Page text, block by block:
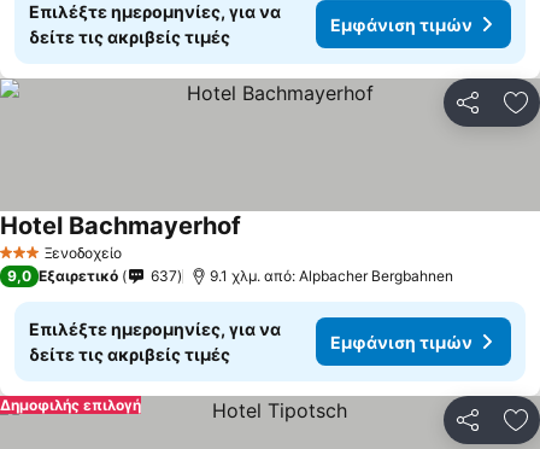
Επιλέξτε ημερομηνίες, για να
δείτε τις ακριβείς τιμές
Εμφάνιση τιμών
3 ΑστέριαΞενοδοχείο
Hotel Bachmayerhof
9,0 Εξαιρετικό 637 9.1 χλμ. από: Alpbacher Bergbahnen
Επιλέξτε ημερομηνίες, για να
δείτε τις ακριβείς τιμές
Εμφάνιση τιμών
Δημοφιλής επιλογή